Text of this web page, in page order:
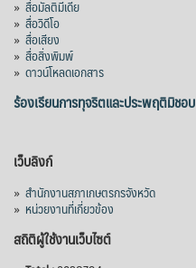
» สื่อมัลติมีเดีย
» สื่อวิดีโอ
» สื่อเสียง
» สื่อสิ่งพิมพ์
» ดาวน์โหลดเอกสาร
ร้องเรียนการทุจริตและประพฤติมิชอบ
เว็บลิงก์
» สำนักงานสภาเกษตรกรจังหวัด
» หน่วยงานที่เกี่ยวข้อง
สถิติผู้ใช้งานเว็บไซต์